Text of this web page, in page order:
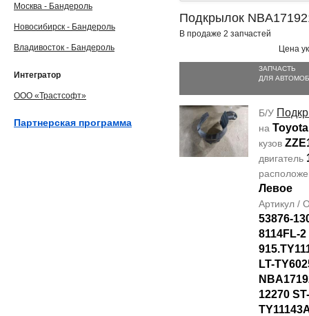
Подкрылок
В продаже 2 запчастей
Цена
ЗАПЧАСТЬ
ДЛЯ
Б/У
на
кузов
двигатель
Левое
Артикул /
53876-
8114FL-2
LT-
12270
Москва - Бандероль
Новосибирск - Бандероль
Владивосток - Бандероль
Интегратор
ООО «Трастсофт»
Партнерская программа